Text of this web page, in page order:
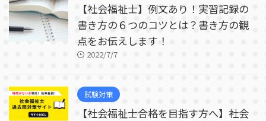
【社会福祉士】例文あり！実習記録の
書き方の６つのコツとは？書き方の観
点をお伝えします！
2022/7/7
試験対策
【社会福祉士合格を目指す方へ】社会